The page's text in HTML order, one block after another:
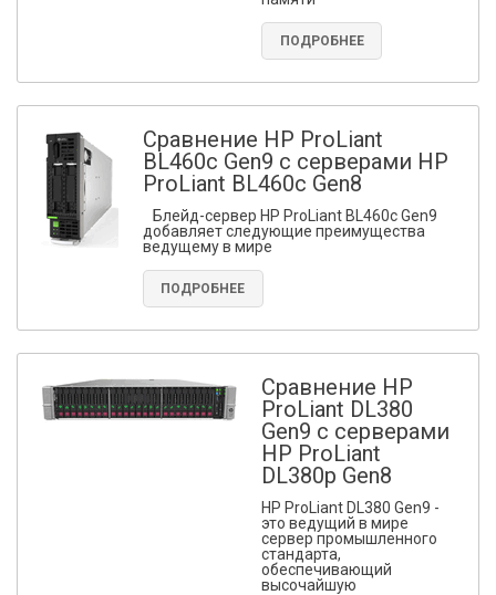
ПОДРОБНЕЕ
Сравнение HP ProLiant
BL460c Gen9 с серверами HP
ProLiant BL460c Gen8
Блейд-сервер HP ProLiant BL460c Gen9
добавляет следующие преимущества
ведущему в мире
ПОДРОБНЕЕ
Сравнение HP
ProLiant DL380
Gen9 с серверами
HP ProLiant
DL380p Gen8
HP ProLiant DL380 Gen9 -
это ведущий в мире
сервер промышленного
стандарта,
обеспечивающий
высочайшую